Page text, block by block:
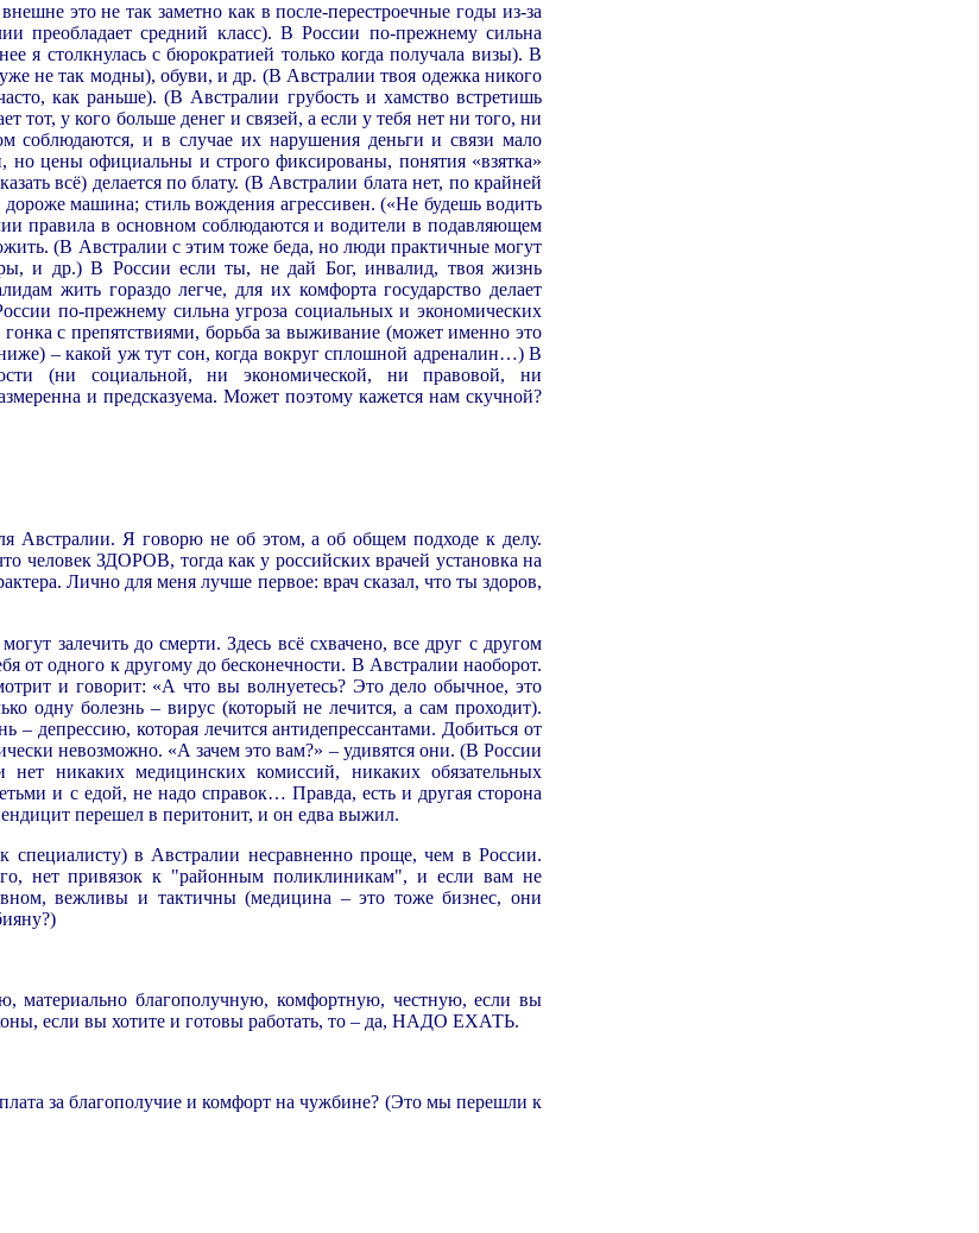
это не так заметно как в после-перестроечные годы из-за
преобладает средний класс). В России по-прежнему сильна
я столкнулась с бюрократией только когда получала визы). В
не так модны), обуви, и др. (В Австралии твоя одежка никого
как раньше). (В Австралии грубость и хамство встретишь
у кого больше денег и связей, а если у тебя нет ни того, ни
соблюдаются, и в случае их нарушения деньги и связи мало
но цены официальны и строго фиксированы, понятия «взятка»
всё) делается по блату. (В Австралии блата нет, по крайней
машина; стиль вождения агрессивен. («Не будешь водить
правила в основном соблюдаются и водители в подавляющем
(В Австралии с этим тоже беда, но люди практичные могут
и др.) В России если ты, не дай Бог, инвалид, твоя жизнь
жить гораздо легче, для их комфорта государство делает
по-прежнему сильна угроза социальных и экономических
с препятствиями, борьба за выживание (может именно это
– какой уж тут сон, когда вокруг сплошной адреналин…) В
(ни социальной, ни экономической, ни правовой, ни
и предсказуема. Может поэтому кажется нам скучной?
Австралии. Я говорю не об этом, а об общем подходе к делу.
человек ЗДОРОВ, тогда как у российских врачей установка на
Лично для меня лучше первое: врач сказал, что ты здоров,
залечить до смерти. Здесь всё схвачено, все друг с другом
от одного к другому до бесконечности. В Австралии наоборот.
и говорит: «А что вы волнуетесь? Это дело обычное, это
одну болезнь – вирус (который не лечится, а сам проходит).
депрессию, которая лечится антидепрессантами. Добиться от
невозможно. «А зачем это вам?» – удивятся они. (В России
никаких медицинских комиссий, никаких обязательных
и с едой, не надо справок… Правда, есть и другая сторона
перешел в перитонит, и он едва выжил.
специалисту) в Австралии несравненно проще, чем в России.
нет привязок к "районным поликлиникам", и если вам не
вежливы и тактичны (медицина –это тоже бизнес, они
благополучную, комфортную, честную, если вы
если вы хотите и готовы работать, то – да, НАДО ЕХАТЬ.
за благополучие и комфорт на чужбине? (Это мы перешли к